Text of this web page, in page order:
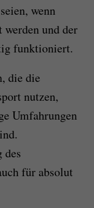
wenn
und der
funktioniert.
die die
nutzen,
Umfahrungen
des
für absolut